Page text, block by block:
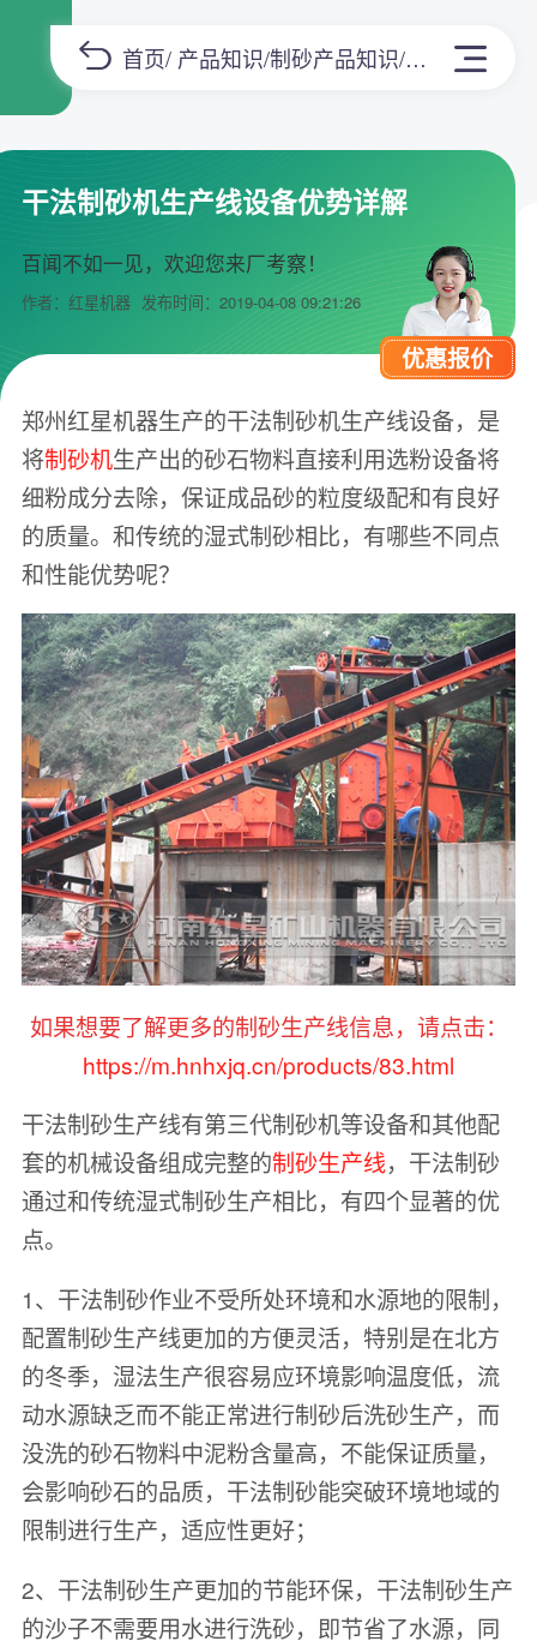
首页/ 产品知识/制砂产品知识/正文
干法制砂机生产线设备优势详解
百闻不如一见，欢迎您来厂考察！
作者：红星机器 发布时间：2019-04-08 09:21:26
优惠报价
郑州红星机器生产的干法制砂机生产线设备，是
将制砂机生产出的砂石物料直接利用选粉设备将
细粉成分去除，保证成品砂的粒度级配和有良好
的质量。和传统的湿式制砂相比，有哪些不同点
和性能优势呢？
如果想要了解更多的制砂生产线信息，请点击：
https://m.hnhxjq.cn/products/83.html
干法制砂生产线有第三代制砂机等设备和其他配
套的机械设备组成完整的制砂生产线，干法制砂
通过和传统湿式制砂生产相比，有四个显著的优
点。
1、干法制砂作业不受所处环境和水源地的限制，
配置制砂生产线更加的方便灵活，特别是在北方
的冬季，湿法生产很容易应环境影响温度低，流
动水源缺乏而不能正常进行制砂后洗砂生产，而
没洗的砂石物料中泥粉含量高，不能保证质量，
会影响砂石的品质，干法制砂能突破环境地域的
限制进行生产，适应性更好；
2、干法制砂生产更加的节能环保，干法制砂生产
的沙子不需要用水进行洗砂，即节省了水源，同